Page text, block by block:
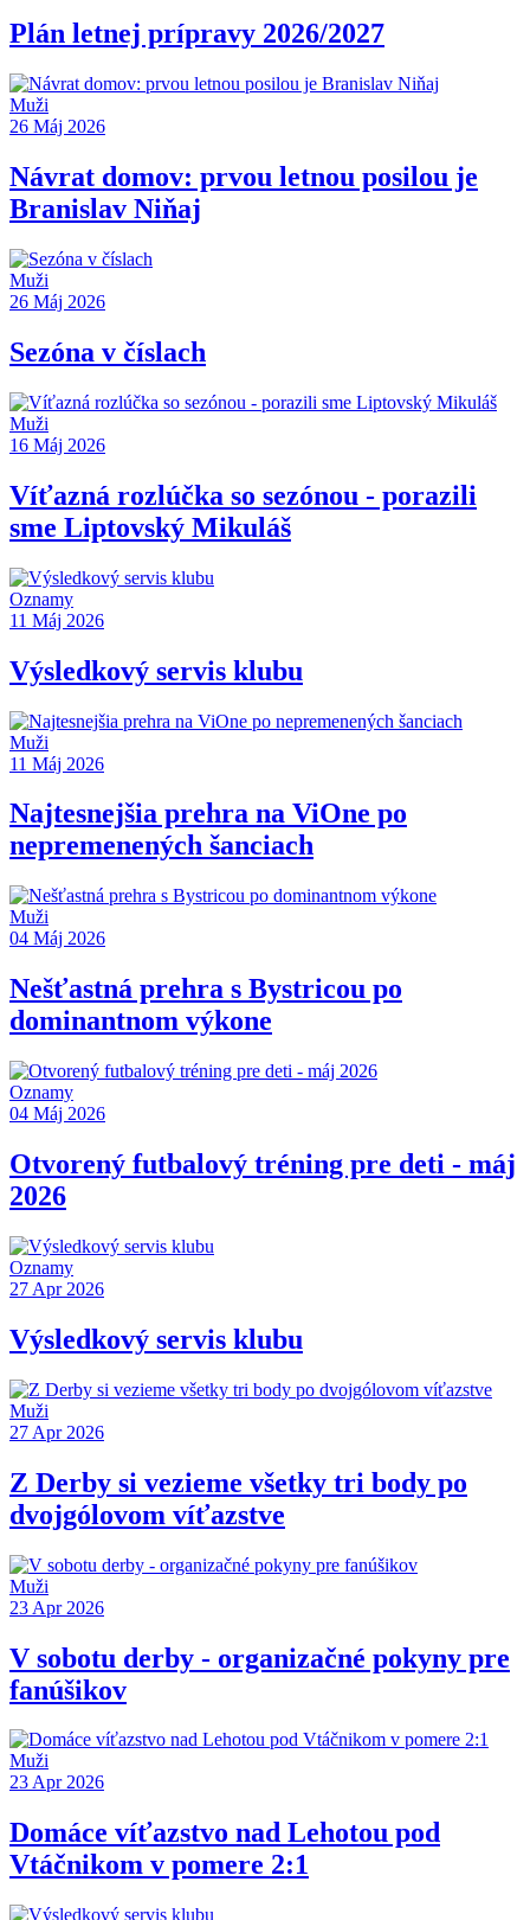
Plán letnej prípravy 2026/2027
Muži
26 Máj 2026
Návrat domov: prvou letnou posilou je
Branislav Niňaj
Muži
26 Máj 2026
Sezóna v číslach
Muži
16 Máj 2026
Víťazná rozlúčka so sezónou - porazili
sme Liptovský Mikuláš
Oznamy
11 Máj 2026
Výsledkový servis klubu
Muži
11 Máj 2026
Najtesnejšia prehra na ViOne po
nepremenených šanciach
Muži
04 Máj 2026
Nešťastná prehra s Bystricou po
dominantnom výkone
Oznamy
04 Máj 2026
Otvorený futbalový tréning pre deti - máj
2026
Oznamy
27 Apr 2026
Výsledkový servis klubu
Muži
27 Apr 2026
Z Derby si vezieme všetky tri body po
dvojgólovom víťazstve
Muži
23 Apr 2026
V sobotu derby - organizačné pokyny pre
fanúšikov
Muži
23 Apr 2026
Domáce víťazstvo nad Lehotou pod
Vtáčnikom v pomere 2:1